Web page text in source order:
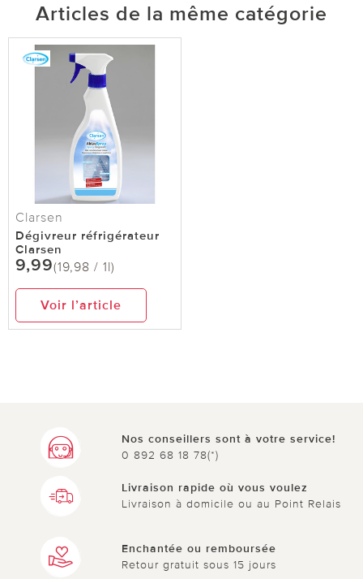
Articles de la même catégorie
Clarsen
Dégivreur réfrigérateur
Clarsen
9,99(19,98 / 1l)
Voir l’article
Nos conseillers sont à votre service!
0 892 68 18 78(*)
Livraison rapide où vous voulez
Livraison à domicile ou au Point Relais
Enchantée ou remboursée
Retour gratuit sous 15 jours